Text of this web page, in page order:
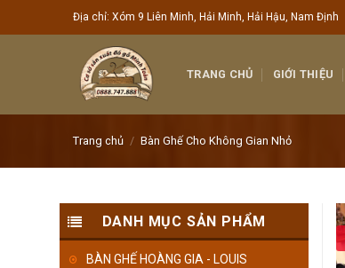
to
Địa chỉ: Xóm 9 Liên Minh, Hải Minh, Hải Hậu, Nam Định
TRANG CHỦ GIỚI THIỆU
Trang chủ / Bàn Ghế Cho Không Gian Nhỏ
DANH MỤC SẢN PHẨM
BÀN GHẾ HOÀNG GIA - LOUIS